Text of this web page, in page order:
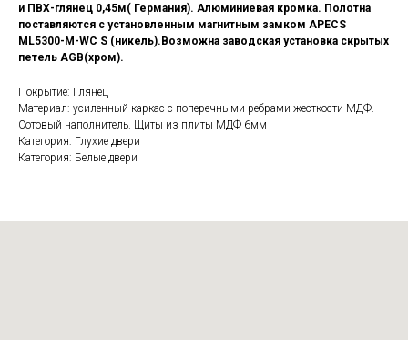
и ПВХ-глянец 0,45м( Германия). Алюминиевая кромка. Полотна
поставляются с установленным магнитным замком APECS
ML5300-M-WC S (никель).Возможна заводская установка скрытых
петель AGB(хром).
Покрытие: Глянец
Материал: усиленный каркас с поперечными ребрами жесткости МДФ.
Сотовый наполнитель. Щиты из плиты МДФ 6мм
Категория: Глухие двери
Категория: Белые двери